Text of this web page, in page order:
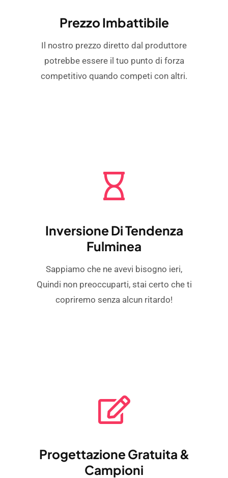
Prezzo Imbattibile
Il nostro prezzo diretto dal produttore
potrebbe essere il tuo punto di forza
competitivo quando competi con altri.
Inversione Di Tendenza
Fulminea
Sappiamo che ne avevi bisogno ieri,
Quindi non preoccuparti, stai certo che ti
copriremo senza alcun ritardo!
Progettazione Gratuita &
Campioni